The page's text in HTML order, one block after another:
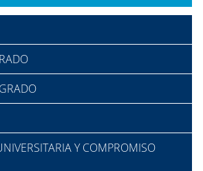
Y COMPROMISO